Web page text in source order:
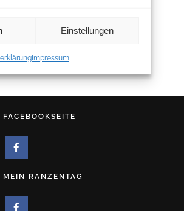
Einstellungen
Impressum
FACEBOOKSEITE
MEIN RANZENTAG